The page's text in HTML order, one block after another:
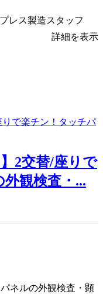
レス製造スタッフ
詳細を表示
】2交替/座りで
観検査・...
ネルの外観検査・顕